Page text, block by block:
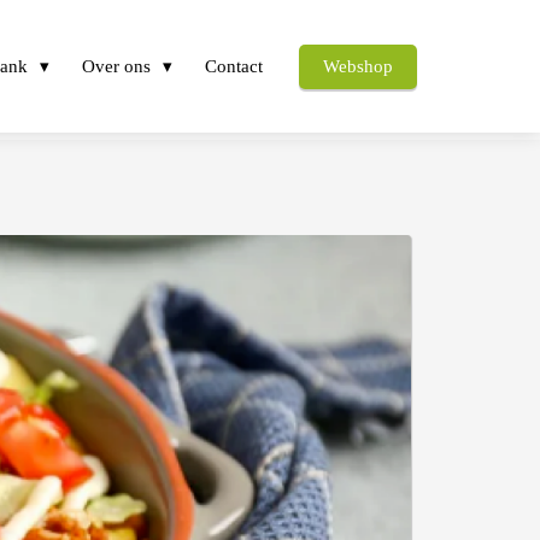
Over ons Contact Webshop